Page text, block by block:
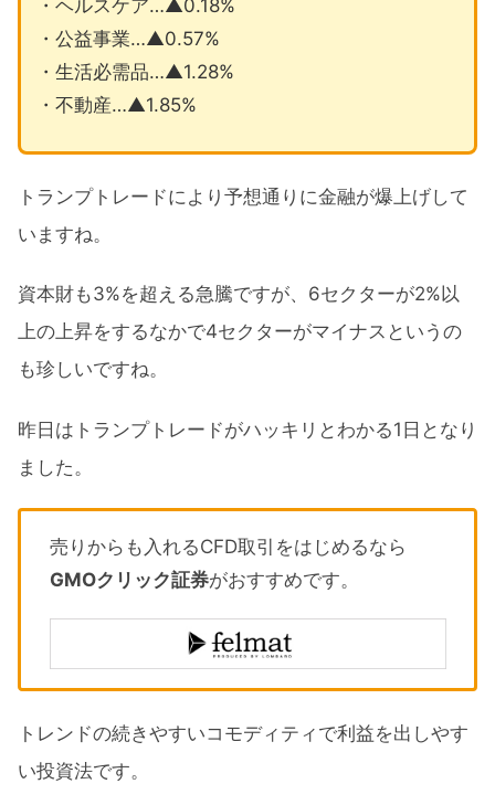
・ヘルスケア…▲0.18%
・公益事業…▲0.57%
・生活必需品…▲1.28%
・不動産…▲1.85%
トランプトレードにより予想通りに金融が爆上げして
いますね。
資本財も3%を超える急騰ですが、6セクターが2%以
上の上昇をするなかで4セクターがマイナスというの
も珍しいですね。
昨日はトランプトレードがハッキリとわかる1日となり
ました。
売りからも入れるCFD取引をはじめるなら
GMOクリック証券がおすすめです。
トレンドの続きやすいコモディティで利益を出しやす
い投資法です。